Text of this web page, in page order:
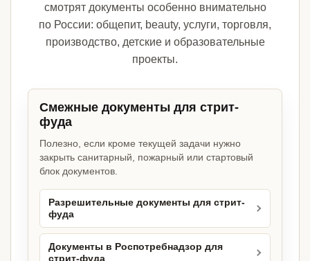
смотрят документы особенно внимательно
по России: общепит, beauty, услуги, торговля,
производство, детские и образовательные
проекты.
Смежные документы для стрит-
фуда
Полезно, если кроме текущей задачи нужно
закрыть санитарный, пожарный или стартовый
блок документов.
Разрешительные документы для стрит-
фуда
Документы в Роспотребнадзор для
стрит-фуда